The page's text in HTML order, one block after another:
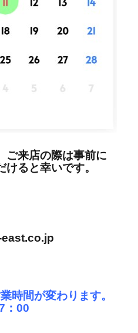
ご来店の際は事前に
ると幸いです。
時間が変わります。
：00